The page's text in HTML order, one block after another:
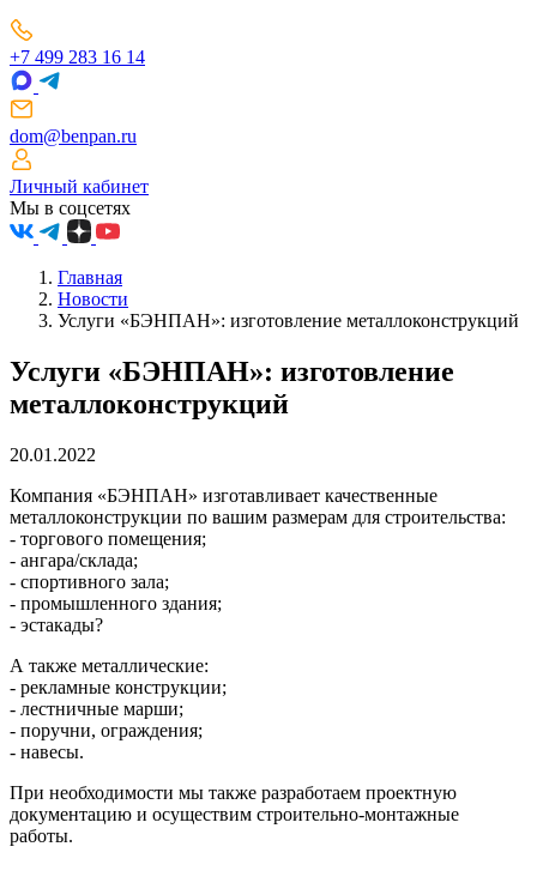
+7 499 283 16 14
dom@benpan.ru
Личный кабинет
Мы в соцсетях
Главная
Новости
Услуги «БЭНПАН»: изготовление металлоконструкций
Услуги «БЭНПАН»: изготовление
металлоконструкций
20.01.2022
Компания «БЭНПАН» изготавливает качественные
металлоконструкции по вашим размерам для строительства:
- торгового помещения;
- ангара/склада;
- спортивного зала;
- промышленного здания;
- эстакады?
А также металлические:
- рекламные конструкции;
- лестничные марши;
- поручни, ограждения;
- навесы.
При необходимости мы также разработаем проектную
документацию и осуществим строительно-монтажные
работы.